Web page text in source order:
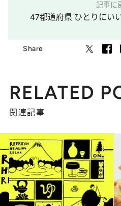
記事に
47都道府県 ひとりにい
Share
RELATED
関連記事